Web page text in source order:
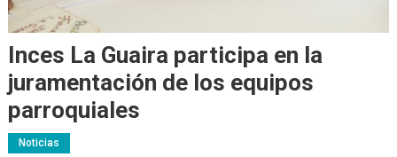
Inces La Guaira participa en la
juramentación de los equipos
parroquiales
Noticias